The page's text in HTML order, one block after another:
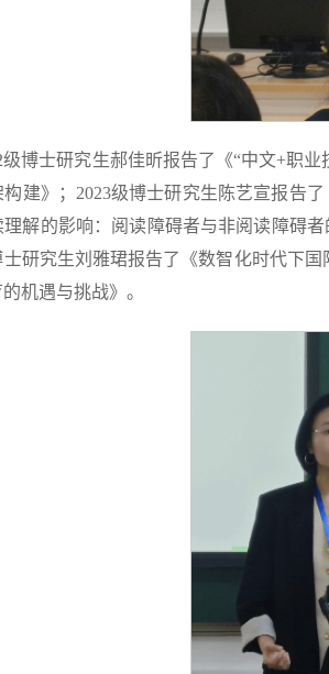
级博士研究生郝佳昕报告了《“中文+职
建》；2023级博士研究生陈艺宣报告
解的影响：阅读障碍者与非阅读障碍
士研究生刘雅珺报告了《数智化时代下
机遇与挑战》。